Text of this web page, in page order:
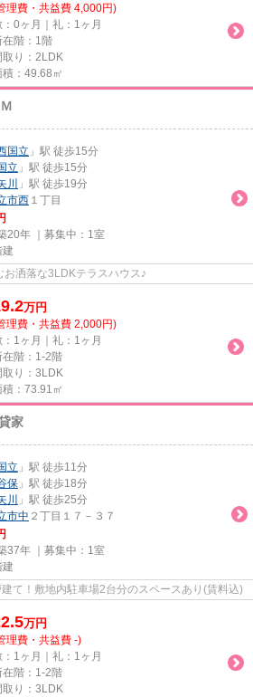
理費・共益費 4,000円)
：0ヶ月｜礼：1ヶ月
在階：1階
取り：2LDK
積：49.68㎡
国立 」駅 徒歩15分
立 」駅 徒歩15分
川
」駅 徒歩19分
市西 １丁目
20年 ｜募集中： 1室
建
洒落な3LDKテラスハウス♪
万円
理費・共益費 2,000円)
：1ヶ月｜礼：1ヶ月
在階：1-2階
取り：3LDK
積：73.91㎡
家
立 」駅 徒歩11分
保 」駅 徒歩18分
川
」駅 徒歩25分
市中 ２丁目１７－３７
37年 ｜募集中： 1室
建
て！敷地内駐車場2台分のスペースあり(賃料込)
万円
理費・共益費 -)
：1ヶ月｜礼：1ヶ月
在階：1-2階
取り：3LDK